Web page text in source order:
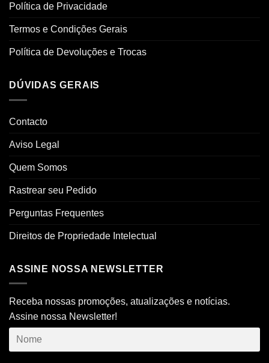
Política de Privacidade
Termos e Condições Gerais
Política de Devoluções e Trocas
DÚVIDAS GERAIS
Contacto
Aviso Legal
Quem Somos
Rastrear seu Pedido
Perguntas Frequentes
Direitos de Propriedade Intelectual
ASSINE NOSSA NEWSLETTER
Receba nossas promoções, atualizações e notícias.
Assine nossa Newsletter!